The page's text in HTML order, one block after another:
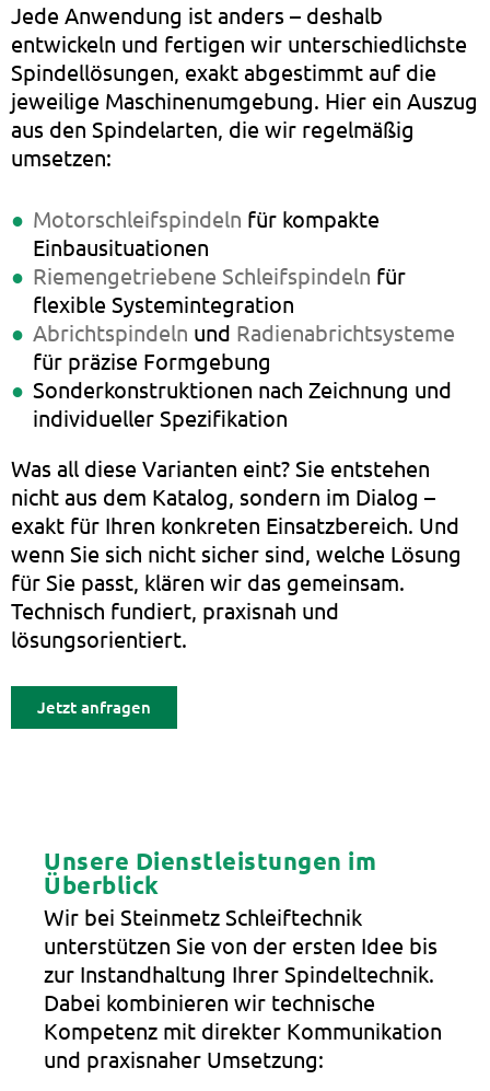
Jede Anwendung ist anders – deshalb
entwickeln und fertigen wir unterschiedlichste
Spindellösungen, exakt abgestimmt auf die
jeweilige Maschinenumgebung. Hier ein Auszug
aus den Spindelarten, die wir regelmäßig
umsetzen:
Motorschleifspindeln für kompakte
Einbausituationen
Riemengetriebene Schleifspindeln für
flexible Systemintegration
Abrichtspindeln und Radienabrichtsysteme
für präzise Formgebung
Sonderkonstruktionen nach Zeichnung und
individueller Spezifikation
Was all diese Varianten eint? Sie entstehen
nicht aus dem Katalog, sondern im Dialog –
exakt für Ihren konkreten Einsatzbereich. Und
wenn Sie sich nicht sicher sind, welche Lösung
für Sie passt, klären wir das gemeinsam.
Technisch fundiert, praxisnah und
lösungsorientiert.
Jetzt anfragen
Unsere Dienstleistungen im
Überblick
Wir bei Steinmetz Schleiftechnik
unterstützen Sie von der ersten Idee bis
zur Instandhaltung Ihrer Spindeltechnik.
Dabei kombinieren wir technische
Kompetenz mit direkter Kommunikation
und praxisnaher Umsetzung: